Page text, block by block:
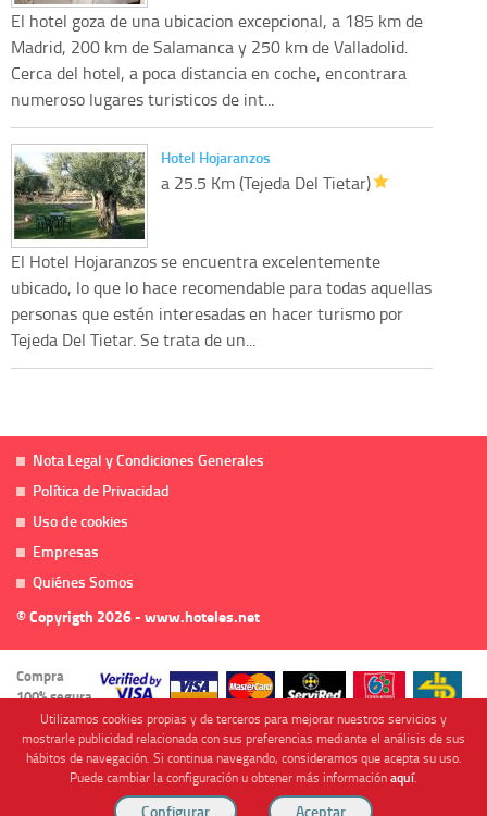
El hotel goza de una ubicacion excepcional, a 185 km de
Madrid, 200 km de Salamanca y 250 km de Valladolid.
Cerca del hotel, a poca distancia en coche, encontrara
numeroso lugares turisticos de int...
Hotel Hojaranzos
a 25.5 Km (Tejeda Del Tietar)
El Hotel Hojaranzos se encuentra excelentemente
ubicado, lo que lo hace recomendable para todas aquellas
personas que estén interesadas en hacer turismo por
Tejeda Del Tietar. Se trata de un...
Nota Legal y Condiciones Generales
Política de Privacidad
Uso de cookies
Empresas
Quiénes Somos
© Copyrigth 2026 - www.hoteles.net
Compra
100% segura
Cofinanciado por
Utilizamos cookies propias y de terceros para mejorar nuestros servicios y
mostrarle publicidad relacionada con sus preferencias mediante el análisis de sus
hábitos de navegación. Si continua navegando, consideramos que acepta su uso.
Puede cambiar la configuración u obtener más informaciónaquí.